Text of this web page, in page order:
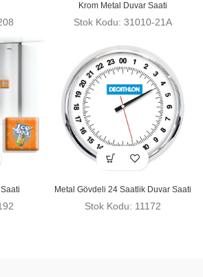
Krom Metal Duvar Saati
Stok Kodu: 31010-21A
Metal Gövdeli 24 Saatlik Duvar Saati
Stok Kodu: 11172